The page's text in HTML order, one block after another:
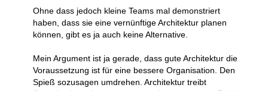
Ohne dass jedoch kleine Teams mal demonstriert
haben, dass sie eine vernünftige Architektur planen
können, gibt es ja auch keine Alternative.
Mein Argument ist ja gerade, dass gute Architektur die
Voraussetzung ist für eine bessere Organisation. Den
Spieß sozusagen umdrehen. Architektur treibt